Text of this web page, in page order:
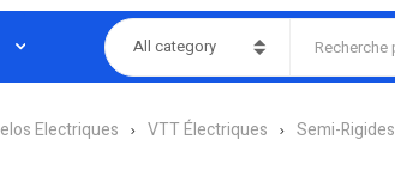
All category
Electriques VTT Électriques Semi-Rigides